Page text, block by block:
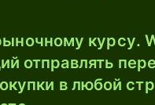
курсу.
отправлять
в любой